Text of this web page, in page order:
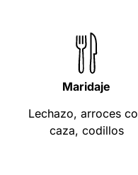
Maridaje
Lechazo, arroces
caza, codillos